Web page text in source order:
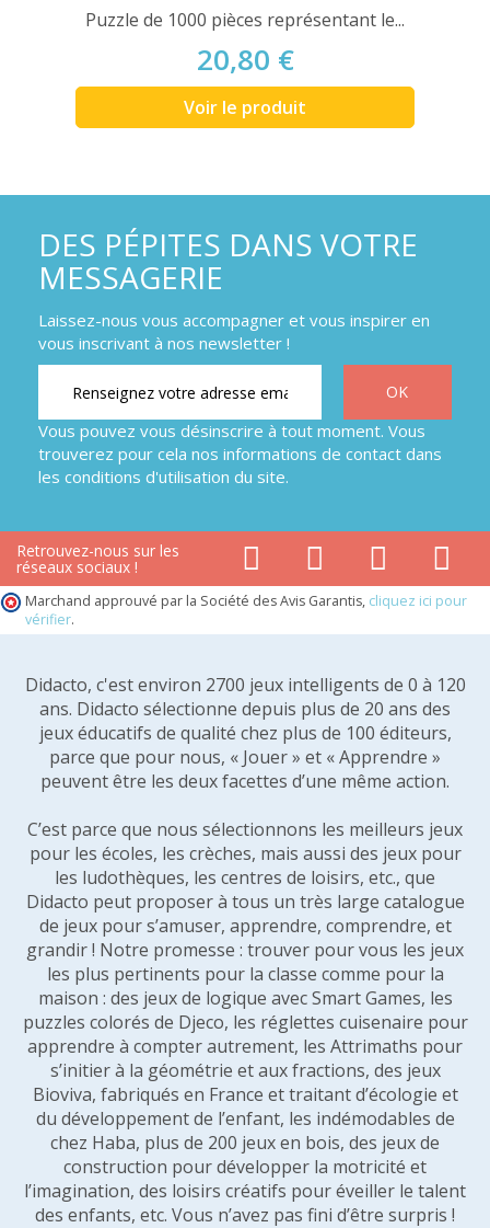
Puzzle de 1000 pièces représentant le...
20,80 €
Voir le produit
DES PÉPITES DANS VOTRE
MESSAGERIE
Laissez-nous vous accompagner et vous inspirer en
vous inscrivant à nos newsletter !
Vous pouvez vous désinscrire à tout moment. Vous
trouverez pour cela nos informations de contact dans
les conditions d'utilisation du site.
Retrouvez-nous sur les
réseaux sociaux !
Marchand approuvé par la Société des Avis Garantis, cliquez ici pour
vérifier.
Didacto, c'est environ 2700 jeux intelligents de 0 à 120
ans. Didacto sélectionne depuis plus de 20 ans des
jeux éducatifs de qualité chez plus de 100 éditeurs,
parce que pour nous, « Jouer » et « Apprendre »
peuvent être les deux facettes d’une même action.
C’est parce que nous sélectionnons les meilleurs jeux
pour les écoles, les crèches, mais aussi des jeux pour
les ludothèques, les centres de loisirs, etc., que
Didacto peut proposer à tous un très large catalogue
de jeux pour s’amuser, apprendre, comprendre, et
grandir ! Notre promesse : trouver pour vous les jeux
les plus pertinents pour la classe comme pour la
maison : des jeux de logique avec Smart Games, les
puzzles colorés de Djeco, les réglettes cuisenaire pour
apprendre à compter autrement, les Attrimaths pour
s’initier à la géométrie et aux fractions, des jeux
Bioviva, fabriqués en France et traitant d’écologie et
du développement de l’enfant, les indémodables de
chez Haba, plus de 200 jeux en bois, des jeux de
construction pour développer la motricité et
l’imagination, des loisirs créatifs pour éveiller le talent
des enfants, etc. Vous n’avez pas fini d’être surpris !